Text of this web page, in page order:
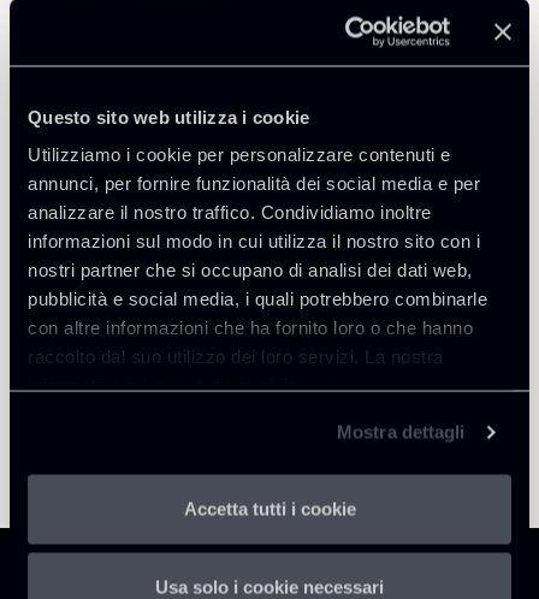
Questo sito web utilizza i cookie
Utilizziamo i cookie per personalizzare contenuti e
annunci, per fornire funzionalità dei social media e per
analizzare il nostro traffico. Condividiamo inoltre
informazioni sul modo in cui utilizza il nostro sito con i
nostri partner che si occupano di analisi dei dati web,
pubblicità e social media, i quali potrebbero combinarle
con altre informazioni che ha fornito loro o che hanno
raccolto dal suo utilizzo dei loro servizi. La nostra
informativa privacy è disponibilequi.
Mostra dettagli
Accetta tutti i cookie
Usa solo i cookie necessari
Torna agli Insights